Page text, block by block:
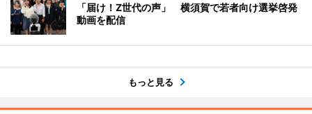
「届け！Z世代の声」 横須賀で若者向け選挙啓発
動画を配信
もっと見る